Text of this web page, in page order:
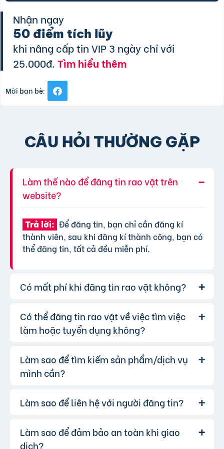
Nhận ngay
50 điểm tích lũy
khi nâng cấp tin VIP 3 ngày chỉ với
25.000đ.Tìm hiểu thêm
Mời bạn bè:
CÂU HỎI THƯỜNG GẶP
Làm thế nào để đăng tin rao vặt trên
website?
Trả lời: Để đăng tin, bạn chỉ cần đăng kí
thành viên, sau khi đăng kí thành công, bạn có
thể đăng tin, tất cả đều miễn phí.
Có mất phí khi đăng tin rao vặt không?
Trả lời: Chúng tôi cung cấp gói đăng tin miễn
phí cơ bản cho tất cả người dùng. Tuy nhiên, để
thị, bạn có thể lựa chọn các gói dịch vụ nâng
cấp với chi phí hợp lý, xem thêmphí dịch vụ tin
VIP.
Có thể đăng tin rao vặt về việc tìm việc
làm hoặc tuyển dụng không?
Trả lời: Hoàn toàn có thể. Website của chúng
tôi hỗ trợ đăng tin tuyển dụng và tìm việc làm.
đủ thông tin.
Làm sao để tìm kiếm sản phẩm/dịch vụ
mình cần?
Trả lời: Bạn có thể sử dụng công cụ tìm kiếm
phẩm/dịch vụ bạn muốn tìm. Để lọc kết quả
chính xác hơn, bạn có thể chọn thêm danh mục
Làm sao để liên hệ với người đăng tin?
Trả lời: Khi bạn tìm thấy tin rao vặt phù hợp,
hãy nhấp vào một trong những nút liên hệ mà
Làm sao để đảm bảo an toàn khi giao
dịch?